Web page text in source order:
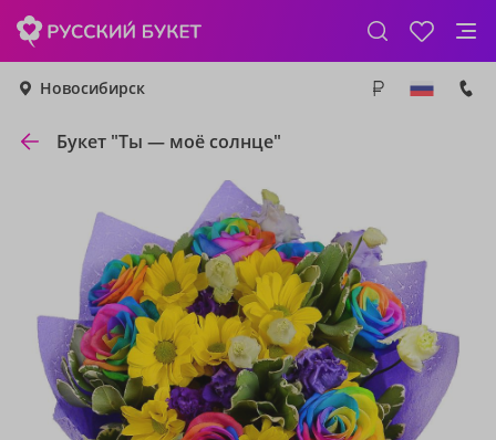
Новосибирск
Букет "Ты — моё солнце"